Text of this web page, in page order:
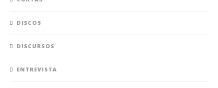
DISCOS
DISCURSOS
ENTREVISTA